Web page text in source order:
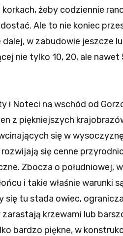
żeby codziennie
Ale to nie koniec
w zabudowie jeszcze
nie tylko 10, 20, ale
i Noteci na wschód od
z piękniejszych
się w
rozwijają się cenne
Zbocza o południowej,
i takie właśnie
się tu stada owiec,
zarastają krzewami lub
bardzo piękne, w